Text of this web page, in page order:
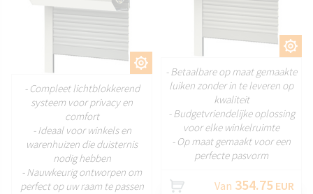
AANPASSEN
- Compleet lichtblokkerend
systeem voor privacy en
comfort
- Ideaal voor winkels en
warenhuizen die duisternis
nodig hebben
- Nauwkeurig ontworpen om
perfect op uw raam te passen
AANPASSEN
- Betaalbare op maat gemaakte
luiken zonder in te leveren op
kwaliteit
- Budgetvriendelijke oplossing
voor elke winkelruimte
- Op maat gemaakt voor een
perfecte pasvorm
Van 354.75 EUR